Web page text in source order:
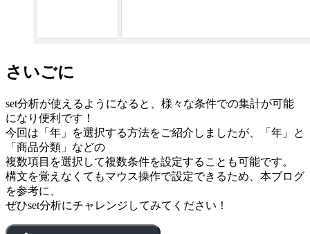
さいごに
set分析が使えるようになると、様々な条件での集計が可能
になり便利です！
今回は「年」を選択する方法をご紹介しましたが、「年」と
「商品分類」などの
複数項目を選択して複数条件を設定することも可能です。
構文を覚えなくてもマウス操作で設定できるため、本ブログ
を参考に、
ぜひset分析にチャレンジしてみてください！